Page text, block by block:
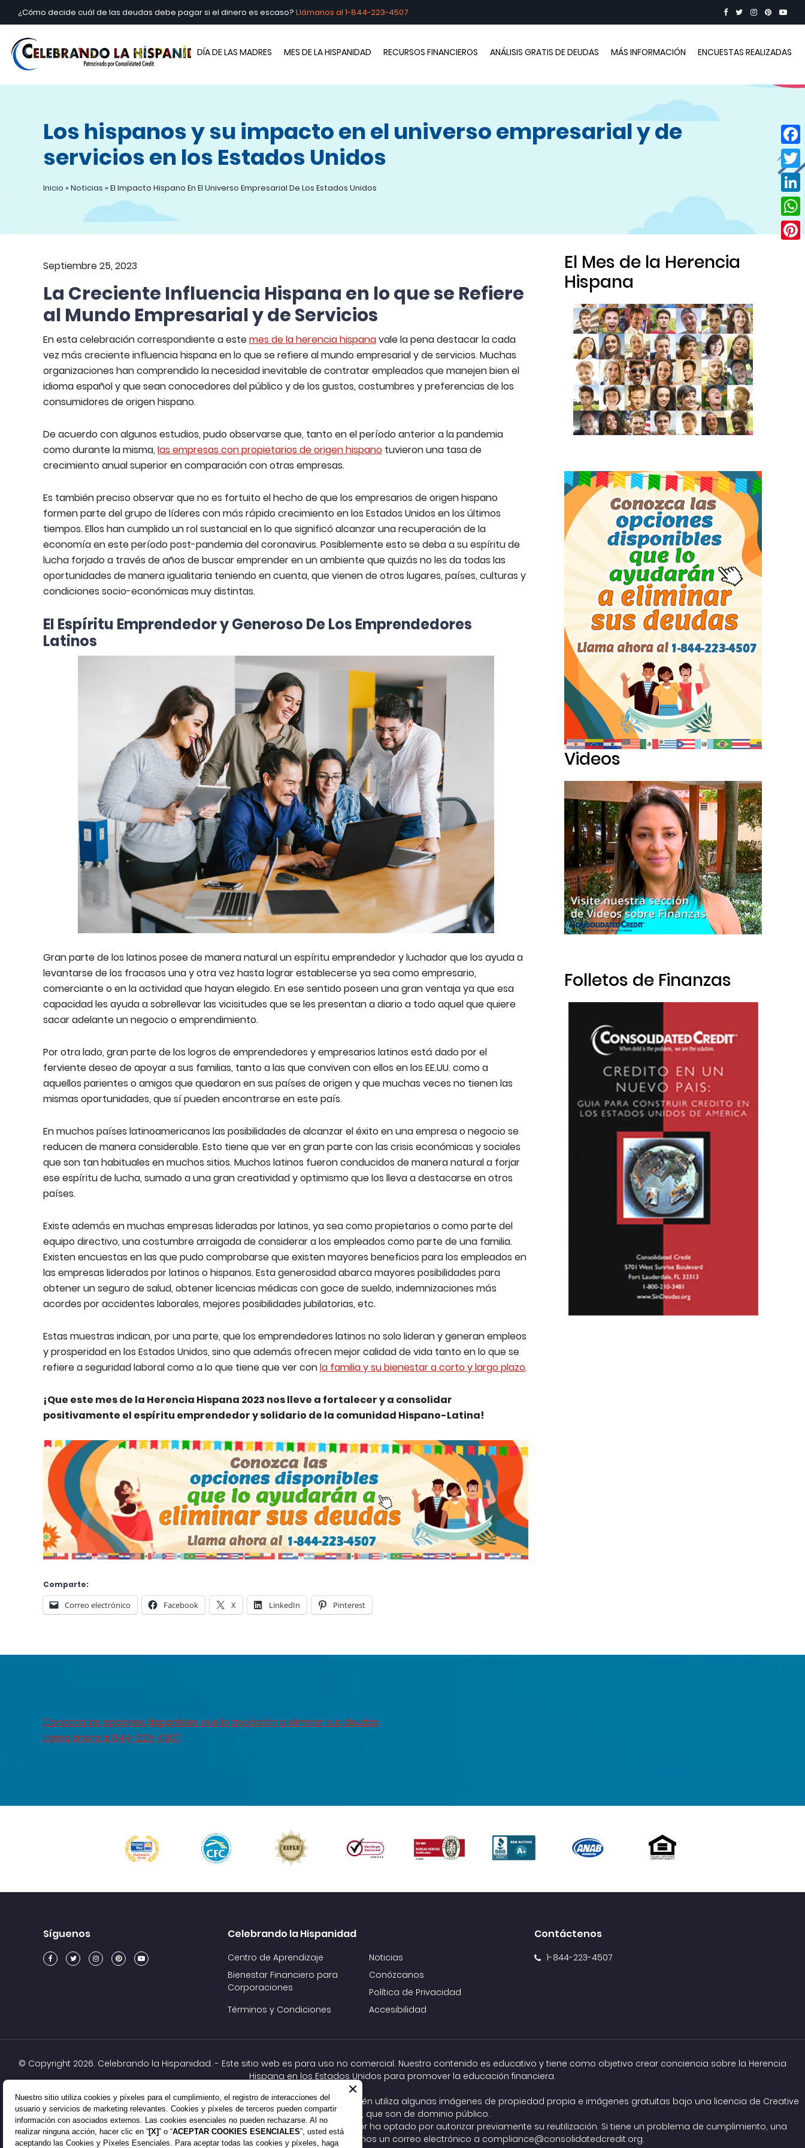
¿Cómo decide cuál de las deudas debe pagar si el dinero es escaso? Llámanos al 1-844-223-4507
DÍA DE LAS MADRES MES DE LA HISPANIDAD RECURSOS FINANCIEROS ANÁLISIS GRATIS DE DEUDAS MÁS INFORMACIÓN ENCUESTAS REALIZADAS
Los hispanos y su impacto en el universo empresarial y de
servicios en los Estados Unidos
Inicio » Noticias » El Impacto Hispano En El Universo Empresarial De Los Estados Unidos
Septiembre 25, 2023
La Creciente Influencia Hispana en lo que se Refiere
al Mundo Empresarial y de Servicios
En esta celebración correspondiente a estemes de la herencia hispanavale la pena destacar la cada
vez más creciente influencia hispana en lo que se refiere al mundo empresarial y de servicios. Muchas
organizaciones han comprendido la necesidad inevitable de contratar empleados que manejen bien el
idioma español y que sean conocedores del público y de los gustos, costumbres y preferencias de los
consumidores de origen hispano.
De acuerdo con algunos estudios, pudo observarse que, tanto en el período anterior a la pandemia
como durante la misma, las empresas con propietarios de origen hispano tuvieron una tasa de
crecimiento anual superior en comparación con otras empresas.
Es también preciso observar que no es fortuito el hecho de que los empresarios de origen hispano
formen parte del grupo de líderes con más rápido crecimiento en los Estados Unidos en los últimos
tiempos. Ellos han cumplido un rol sustancial en lo que significó alcanzar una recuperación de la
economía en este período post-pandemia del coronavirus. Posiblemente esto se deba a su espíritu de
lucha forjado a través de años de buscar emprender en un ambiente que quizás no les da todas las
oportunidades de manera igualitaria teniendo en cuenta, que vienen de otros lugares, países, culturas y
condiciones socio-económicas muy distintas.
El Espíritu Emprendedor y Generoso De Los Emprendedores
Latinos
Gran parte de los latinos posee de manera natural un espíritu emprendedor y luchador que los ayuda a
levantarse de los fracasos una y otra vez hasta lograr establecerse ya sea como empresario,
comerciante o en la actividad que hayan elegido. En ese sentido poseen una gran ventaja ya que esa
capacidad les ayuda a sobrellevar las vicisitudes que se les presentan a diario a todo aquel que quiere
sacar adelante un negocio o emprendimiento.
Por otra lado, gran parte de los logros de emprendedores y empresarios latinos está dado por el
ferviente deseo de apoyar a sus familias, tanto a las que conviven con ellos en los EE.UU. como a
aquellos parientes o amigos que quedaron en sus países de origen y que muchas veces no tienen las
mismas oportunidades, que sí pueden encontrarse en este país.
En muchos países latinoamericanos las posibilidades de alcanzar el éxito en una empresa o negocio se
reducen de manera considerable. Esto tiene que ver en gran parte con las crisis económicas y sociales
que son tan habituales en muchos sitios. Muchos latinos fueron conducidos de manera natural a forjar
ese espíritu de lucha, sumado a una gran creatividad y optimismo que los lleva a destacarse en otros
países.
Existe además en muchas empresas lideradas por latinos, ya sea como propietarios o como parte del
equipo directivo, una costumbre arraigada de considerar a los empleados como parte de una familia.
Existen encuestas en las que pudo comprobarse que existen mayores beneficios para los empleados en
las empresas liderados por latinos o hispanos. Esta generosidad abarca mayores posibilidades para
obtener un seguro de salud, obtener licencias médicas con goce de sueldo, indemnizaciones más
acordes por accidentes laborales, mejores posibilidades jubilatorias, etc.
Estas muestras indican, por una parte, que los emprendedores latinos no solo lideran y generan empleos
y prosperidad en los Estados Unidos, sino que además ofrecen mejor calidad de vida tanto en lo que se
refiere a seguridad laboral como a lo que tiene que ver conla familia y su bienestar a corto y largo plazo.
¡Que este mes de la Herencia Hispana 2023 nos lleve a fortalecer y a consolidar
positivamente el espíritu emprendedor y solidario de la comunidad Hispano-Latina!
Comparte:
Correo electrónico Facebook X LinkedIn Pinterest
El Mes de la Herencia
Hispana
Videos
Folletos de Finanzas
Conozca las opciones disponibles que lo ayudarán a eliminar sus deudas
Llama ahora al 844-223-4507
Síguenos Celebrando la Hispanidad
Centro de Aprendizaje
Noticias
Bienestar Financiero para
Corporaciones
Conózcanos
Política de Privacidad
Términos y Condiciones
Accesibilidad
Contáctenos
1-844-223-4507
© Copyright 2026. Celebrando la Hispanidad. - Este sitio web es para uso no comercial. Nuestro contenido es educativo y tiene como objetivo crear conciencia sobre la Herencia
Hispana en los Estados Unidos para promover la educación financiera.
Este sitio web contiene imágenes con licencia de Shutterstock, Inc. y Adobe. También utiliza algunas imágenes de propiedad propia e imágenes gratuitas bajo una licencia de Creative
Commons , que son de dominio público.
Las imágenes CC todavía están protegidas por derechos de autor, pero el autor ha optado por autorizar previamente su reutilización. Si tiene un problema de cumplimiento, una
pregunta o un asunto legal relacionado, envíenos un correo electrónico a compliance@consolidatedcredit.org.
×
Nuestro sitio utiliza cookies y píxeles para el cumplimiento, el registro de interacciones del
usuario y servicios de marketing relevantes. Cookies y píxeles de terceros pueden compartir
información con asociados externos. Las cookies esenciales no pueden rechazarse. Al no
realizar ninguna acción, hacer clic en “[X]” o “ACEPTAR COOKIES ESENCIALES”, usted está
aceptando las Cookies y Píxeles Esenciales. Para aceptar todas las cookies y píxeles, haga